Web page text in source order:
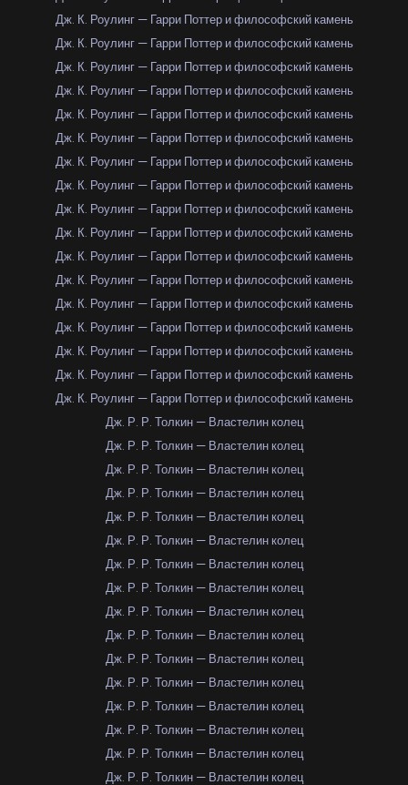
Дж. К. Роулинг — Гарри Поттер и философский камень
Дж. К. Роулинг — Гарри Поттер и философский камень
Дж. К. Роулинг — Гарри Поттер и философский камень
Дж. К. Роулинг — Гарри Поттер и философский камень
Дж. К. Роулинг — Гарри Поттер и философский камень
Дж. К. Роулинг — Гарри Поттер и философский камень
Дж. К. Роулинг — Гарри Поттер и философский камень
Дж. К. Роулинг — Гарри Поттер и философский камень
Дж. К. Роулинг — Гарри Поттер и философский камень
Дж. К. Роулинг — Гарри Поттер и философский камень
Дж. К. Роулинг — Гарри Поттер и философский камень
Дж. К. Роулинг — Гарри Поттер и философский камень
Дж. К. Роулинг — Гарри Поттер и философский камень
Дж. К. Роулинг — Гарри Поттер и философский камень
Дж. К. Роулинг — Гарри Поттер и философский камень
Дж. К. Роулинг — Гарри Поттер и философский камень
Дж. К. Роулинг — Гарри Поттер и философский камень
Дж. Р. Р. Толкин — Властелин колец
Дж. Р. Р. Толкин — Властелин колец
Дж. Р. Р. Толкин — Властелин колец
Дж. Р. Р. Толкин — Властелин колец
Дж. Р. Р. Толкин — Властелин колец
Дж. Р. Р. Толкин — Властелин колец
Дж. Р. Р. Толкин — Властелин колец
Дж. Р. Р. Толкин — Властелин колец
Дж. Р. Р. Толкин — Властелин колец
Дж. Р. Р. Толкин — Властелин колец
Дж. Р. Р. Толкин — Властелин колец
Дж. Р. Р. Толкин — Властелин колец
Дж. Р. Р. Толкин — Властелин колец
Дж. Р. Р. Толкин — Властелин колец
Дж. Р. Р. Толкин — Властелин колец
Дж. Р. Р. Толкин — Властелин колец